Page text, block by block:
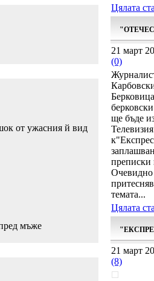
от ужасния й вид
мъже
Цялата
21 март
(0)
ще бъде
преписки
Очевидно
темата...
Цялата
21 март
(8)